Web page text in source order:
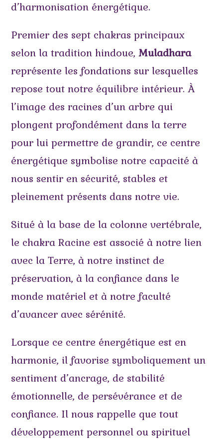
d’harmonisation énergétique.
Premier des sept chakras principaux
selon la tradition hindoue,Muladhara
représente les fondations sur lesquelles
repose tout notre équilibre intérieur. À
l’image des racines d’un arbre qui
plongent profondément dans la terre
pour lui permettre de grandir, ce centre
énergétique symbolise notre capacité à
nous sentir en sécurité, stables et
pleinement présents dans notre vie.
Situé à la base de la colonne vertébrale,
le chakra Racine est associé à notre lien
avec la Terre, à notre instinct de
préservation, à la confiance dans le
monde matériel et à notre faculté
d’avancer avec sérénité.
Lorsque ce centre énergétique est en
harmonie, il favorise symboliquement un
sentiment d’ancrage, de stabilité
émotionnelle, de persévérance et de
confiance. Il nous rappelle que tout
développement personnel ou spirituel